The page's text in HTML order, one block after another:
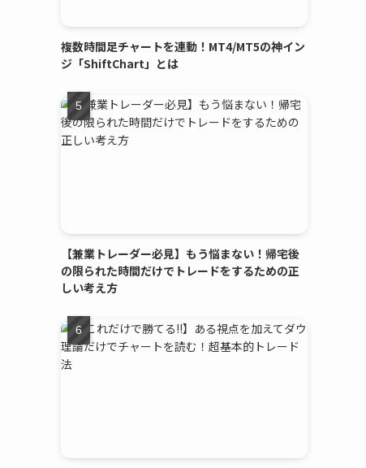
複数時間足チャートを連動！MT4/MT5の神イン
ジ「ShiftChart」とは
【兼業トレーダー必見】もう悩まない！帰宅後
の限られた時間だけでトレードをするための正
しい考え方